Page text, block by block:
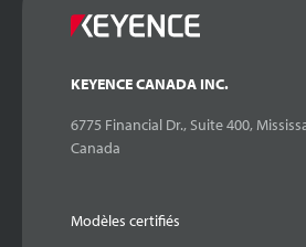
KEYENCE CANADA INC.
6775 Financial Dr., Suite 400,
Canada
Modèles certifiés